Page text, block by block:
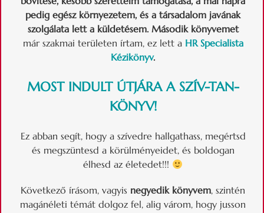
pedig egész környezetem, és a társadalom javának
szolgálata lett a küldetésem. Második könyvemet
már szakmai területen írtam, ez lett aHR Specialista
Kézikönyv.
MOST INDULT ÚTJÁRA A SZÍV-TAN-
KÖNYV!
Ez abban segít, hogy a szívedre hallgathass, megértsd
és megszüntesd a körülményeidet, és boldogan
élhesd az életedet!!!
Következő írásom, vagyis negyedik könyvem, szintén
magánéleti témát dolgoz fel, alig várom, hogy jusson